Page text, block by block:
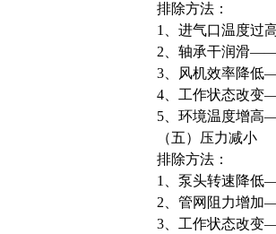
排除方法：
1、进气口温度
2、轴承干润滑
3、风机效率降低
4、工作状态改
5、环境温度增
（五）压力减小
排除方法：
1、泵头转速降低
2、管网阻力增
3、工作状态改